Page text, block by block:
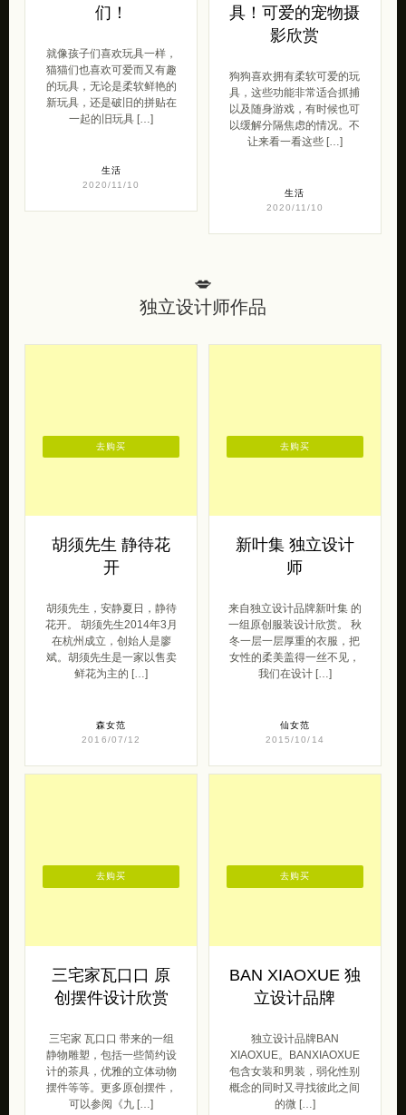
们！
就像孩子们喜欢玩具一样，
猫猫们也喜欢可爱而又有趣
的玩具，无论是柔软鲜艳的
新玩具，还是破旧的拼贴在
一起的旧玩具 […]
生活
2020/11/10
具！可爱的宠物摄
影欣赏
狗狗喜欢拥有柔软可爱的玩
具，这些功能非常适合抓捕
以及随身游戏，有时候也可
以缓解分隔焦虑的情况。不
让来看一看这些 […]
生活
2020/11/10
💋
独立设计师作品
胡须先生 静待花
开
胡须先生，安静夏日，静待
花开。 胡须先生2014年3月
在杭州成立，创始人是廖
斌。胡须先生是一家以售卖
鲜花为主的 […]
森女范
2016/07/12
去购买
新叶集 独立设计
师
来自独立设计品牌新叶集 的
一组原创服装设计欣赏。 秋
冬一层一层厚重的衣服，把
女性的柔美盖得一丝不见，
我们在设计 […]
仙女范
2015/10/14
去购买
三宅家瓦口口 原
创摆件设计欣赏
三宅家 瓦口口 带来的一组
静物雕塑，包括一些简约设
计的茶具，优雅的立体动物
摆件等等。更多原创摆件，
可以参阅《九 […]
去购买
BAN XIAOXUE 独
立设计品牌
独立设计品牌BAN
XIAOXUE。BANXIAOXUE
包含女装和男装，弱化性别
概念的同时又寻找彼此之间
的微 […]
去购买